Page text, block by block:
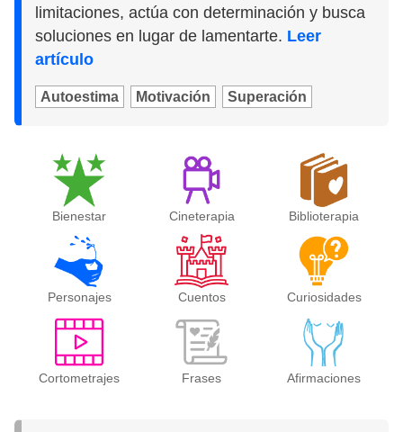
limitaciones, actúa con determinación y busca
soluciones en lugar de lamentarte. Leer
artículo
Autoestima Motivación Superación
Bienestar Cineterapia Biblioterapia
Personajes Cuentos Curiosidades
Cortometrajes Frases Afirmaciones